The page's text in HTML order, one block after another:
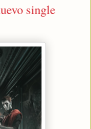
single